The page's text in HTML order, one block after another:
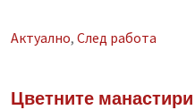
Aктуално, След работа
Цветните